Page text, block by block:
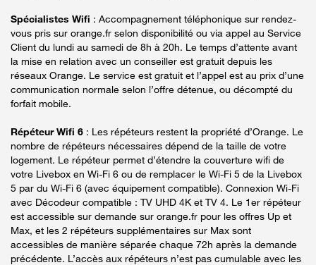
Spécialistes Wifi : Accompagnement téléphonique sur rendez-
vous pris sur orange.fr selon disponibilité ou via appel au Service
Client du lundi au samedi de 8h à 20h. Le temps d’attente avant
la mise en relation avec un conseiller est gratuit depuis les
réseaux Orange. Le service est gratuit et l’appel est au prix d’une
communication normale selon l’offre détenue, ou décompté du
forfait mobile.
Répéteur Wifi 6 : Les répéteurs restent la propriété d’Orange. Le
nombre de répéteurs nécessaires dépend de la taille de votre
logement. Le répéteur permet d’étendre la couverture wifi de
votre Livebox en Wi-Fi 6 ou de remplacer le Wi-Fi 5 de la Livebox
5 par du Wi-Fi 6 (avec équipement compatible). Connexion Wi-Fi
avec Décodeur compatible : TV UHD 4K et TV 4. Le 1er répéteur
est accessible sur demande sur orange.fr pour les offres Up et
Max, et les 2 répéteurs supplémentaires sur Max sont
accessibles de manière séparée chaque 72h après la demande
précédente. L’accès aux répéteurs n’est pas cumulable avec les